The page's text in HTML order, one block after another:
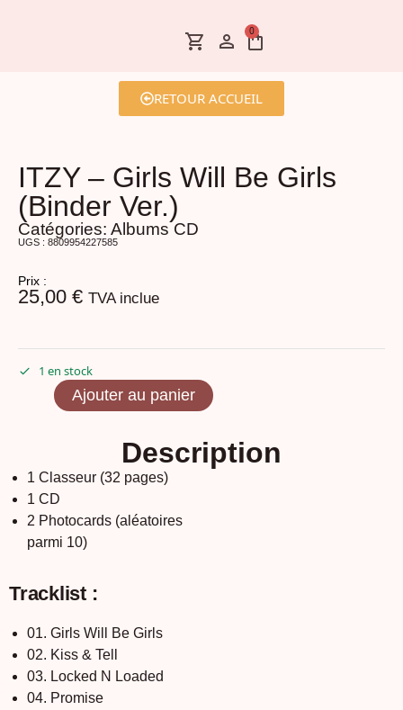
0
RETOUR ACCUEIL
ITZY – Girls Will Be Girls
(Binder Ver.)
Catégories: Albums CD
UGS : 8809954227585
Prix :
25,00 € TVA inclue
1 en stock
Ajouter au panier
Description
1 Classeur (32 pages)
1 CD
2 Photocards (aléatoires
parmi 10)
Tracklist :
01. Girls Will Be Girls
02. Kiss & Tell
03. Locked N Loaded
04. Promise